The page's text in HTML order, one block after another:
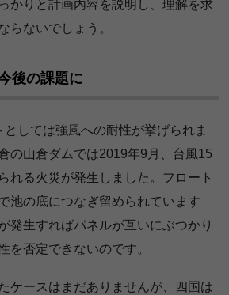
かりと計画内容を説明し、理解を求
らないでしょう。
後の課題に
としては強風への耐性が挙げられま
の山倉ダムでは2019年9月、台風15
れる火災が発生しました。フロート
池の底につなぎ留められています
発生すればパネルが互いにぶつかり
を否定できないのです。
ケースはまだありませんが、四国は